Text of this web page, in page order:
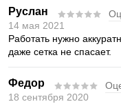
Руслан
14 мая 2021
Работать нужно
даже сетка не спасает.
Федор
18 сентября 2020